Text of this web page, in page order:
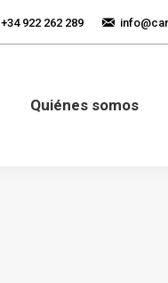
+34 922 262 289
Quiénes somos